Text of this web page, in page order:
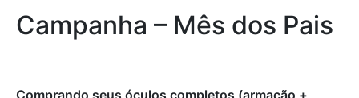
Campanha – Mês dos Pais